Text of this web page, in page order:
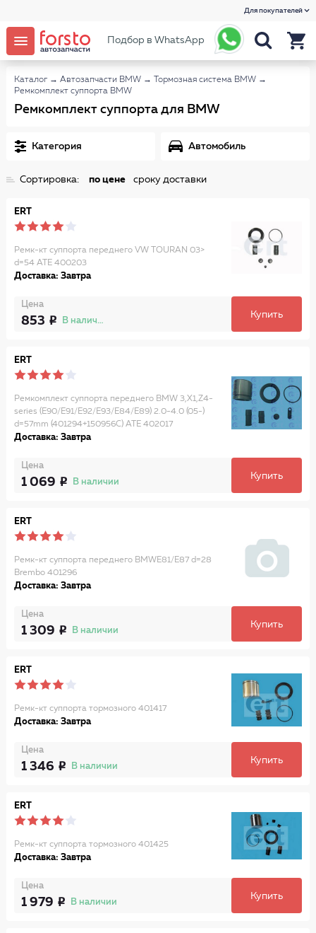
Для покупателей
Подбор в WhatsApp
Каталог → Автозапчасти BMW → Тормозная система BMW →
Ремкомплект суппорта BMW
Ремкомплект суппорта для BMW
Категория Автомобиль
Сортировка: по цене сроку доставки
ERT
Ремк-кт суппорта переднего VW TOURAN 03>
d=54 ATE 400203
Доставка: Завтра
Цена
853 В наличии
Купить
ERT
Ремкомплект суппорта переднего BMW 3,X1,Z4-
series (E90/E91/E92/E93/E84/E89) 2.0-4.0 (05-)
d=57mm (401294+150956C) ATE 402017
Доставка: Завтра
Цена
1 069 В наличии
Купить
ERT
Ремк-кт суппорта переднего BMWE81/E87 d=28
Brembo 401296
Доставка: Завтра
Цена
1 309 В наличии
Купить
ERT
Ремк-кт суппорта тормозного 401417
Доставка: Завтра
Цена
1 346 В наличии
Купить
ERT
Ремк-кт суппорта тормозного 401425
Доставка: Завтра
Цена
1 979 В наличии
Купить